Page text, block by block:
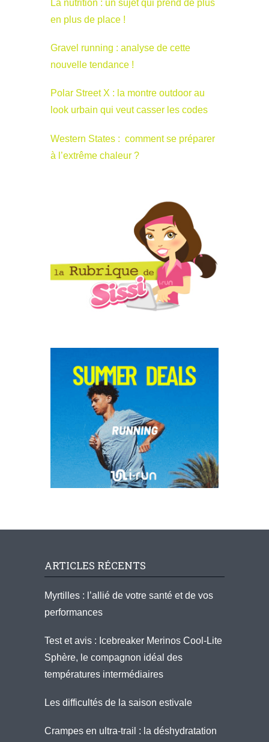
La nutrition : un sujet qui prend de plus
en plus de place !
Gravel running : analyse de cette
nouvelle tendance !
Polar Street X : la montre outdoor au
look urbain qui veut casser les codes
Western States : comment se préparer
à l’extrême chaleur ?
ARTICLES RÉCENTS
Myrtilles : l’allié de votre santé et de vos
performances
Test et avis : Icebreaker Merinos Cool-Lite
Sphère, le compagnon idéal des
températures intermédiaires
Les difficultés de la saison estivale
Crampes en ultra-trail : la déshydratation